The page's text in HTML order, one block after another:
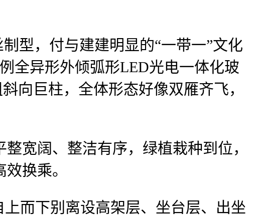
型，付与建建明显的“一带一”文化
全异形外倾弧形LED光电一体化玻
向巨柱，全体形态好像双雁齐飞，
宽阔、整洁有序，绿植栽种到位，
换乘。
而下别离设高架层、坐台层、出坐